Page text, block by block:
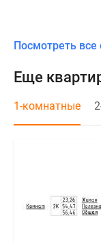
Посмотреть
Еще
1-комнатные